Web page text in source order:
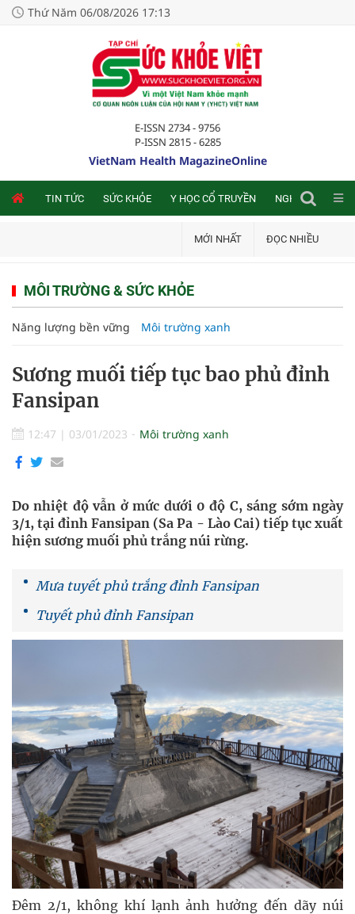
Thứ Năm 06/08/2026 17:13
E-ISSN 2734 - 9756
P-ISSN 2815 - 6285
VietNam Health MagazineOnline
TIN TỨC SỨC KHỎE Y HỌC CỔ TRUYỀN NGHIÊN CỨU
MỚI NHẤT ĐỌC NHIỀU
MÔI TRƯỜNG & SỨC KHỎE
Năng lượng bền vững Môi trường xanh
Sương muối tiếp tục bao phủ đỉnh
Fansipan
12:47 | 03/01/2023 Môi trường xanh
Do nhiệt độ vẫn ở mức dưới 0 độ C, sáng sớm ngày
3/1, tại đỉnh Fansipan (Sa Pa - Lào Cai) tiếp tục xuất
hiện sương muối phủ trắng núi rừng.
Mưa tuyết phủ trắng đỉnh Fansipan
Tuyết phủ đỉnh Fansipan
Đêm 2/1, không khí lạnh ảnh hưởng đến dãy núi